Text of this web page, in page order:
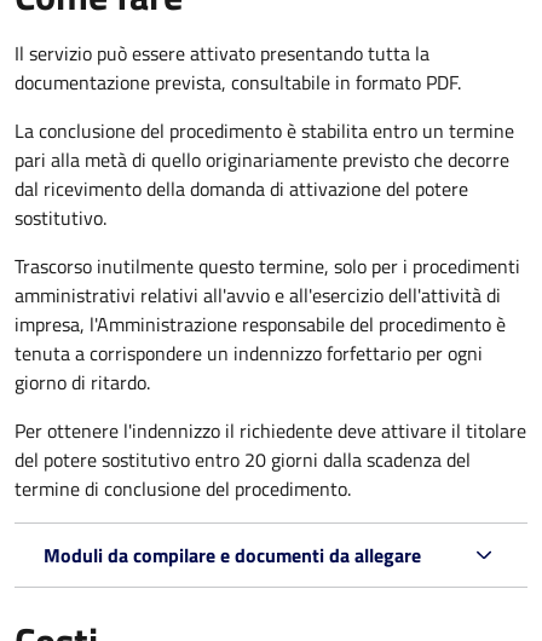
Il servizio può essere attivato presentando tutta la
documentazione prevista, consultabile in formato PDF.
La conclusione del procedimento è stabilita entro un termine
pari alla metà di quello originariamente previsto che decorre
dal ricevimento della domanda di attivazione del potere
sostitutivo.
Trascorso inutilmente questo termine, solo per i procedimenti
amministrativi relativi all'avvio e all'esercizio dell'attività di
impresa, l'Amministrazione responsabile del procedimento è
tenuta a corrispondere un indennizzo forfettario per ogni
giorno di ritardo.
Per ottenere l'indennizzo il richiedente deve attivare il titolare
del potere sostitutivo entro 20 giorni dalla scadenza del
termine di conclusione del procedimento.
Moduli da compilare e documenti da allegare